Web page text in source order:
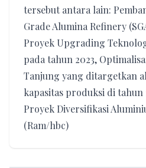
tersebut antara lain:
Grade Alumina Refinery
Proyek Upgrading
pada tahun 2023,
Tanjung yang ditargetkan
kapasitas produksi di tahun
Proyek Diversifikasi
(Ram/hbc)